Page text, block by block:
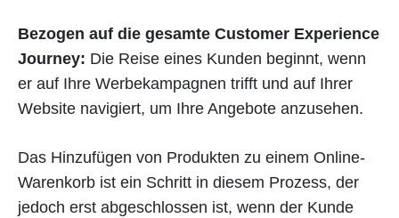
Bezogen auf die gesamte Customer Experience
Journey: Die Reise eines Kunden beginnt, wenn
er auf Ihre Werbekampagnen trifft und auf Ihrer
Website navigiert, um Ihre Angebote anzusehen.
Das Hinzufügen von Produkten zu einem Online-
Warenkorb ist ein Schritt in diesem Prozess, der
jedoch erst abgeschlossen ist, wenn der Kunde